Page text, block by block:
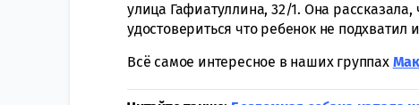
улица Гафиатуллина, 32/1. Она
удостовериться что ребенок не подхватил
Всё самое интересное в наших группах